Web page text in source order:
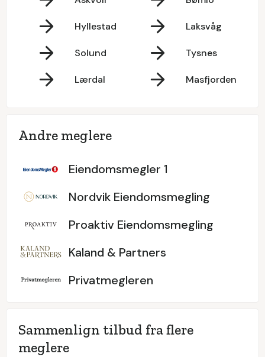
Hyllestad Laksvåg
Solund Tysnes
Lærdal Masfjorden
Andre meglere
Eiendomsmegler 1
Nordvik Eiendomsmegling
Proaktiv Eiendomsmegling
Kaland & Partners
Privatmegleren
Sammenlign tilbud fra flere
meglere